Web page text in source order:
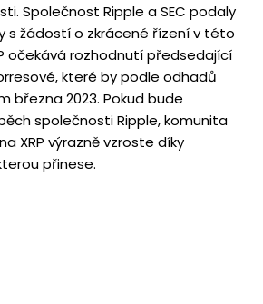
Společnost Ripple a SEC podaly
s žádostí o zkrácené řízení v této
očekává rozhodnutí předsedající
které by podle odhadů
března 2023. Pokud bude
společnosti Ripple, komunita
XRP výrazně vzroste díky
přinese.